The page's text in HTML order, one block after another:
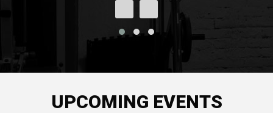
UPCOMING EVENTS